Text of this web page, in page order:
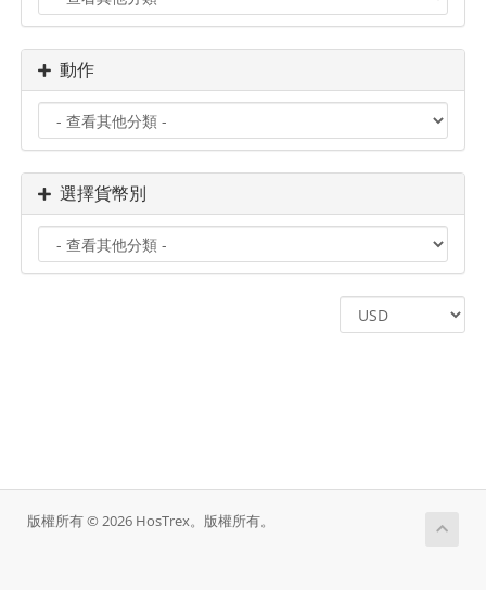
動作
選擇貨幣別
版權所有 © 2026 HosTrex。版權所有。